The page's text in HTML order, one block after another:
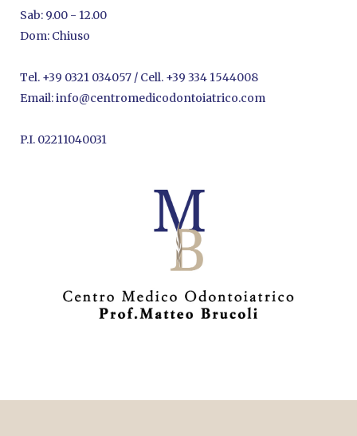
Sab: 9.00 - 12.00
Dom: Chiuso
Tel. +39 0321 034057 / Cell. +39 334 1544008
Email:info@centromedicodontoiatrico.com
P.I. 02211040031